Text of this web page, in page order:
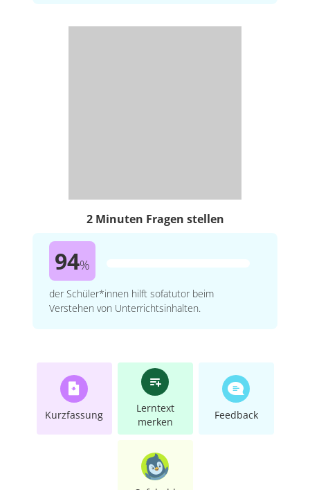
2 Minuten Fragen stellen
94%
der Schüler*innen hilft sofatutor beim
Verstehen von Unterrichtsinhalten.
Kurzfassung
Lerntext
merken
Feedback